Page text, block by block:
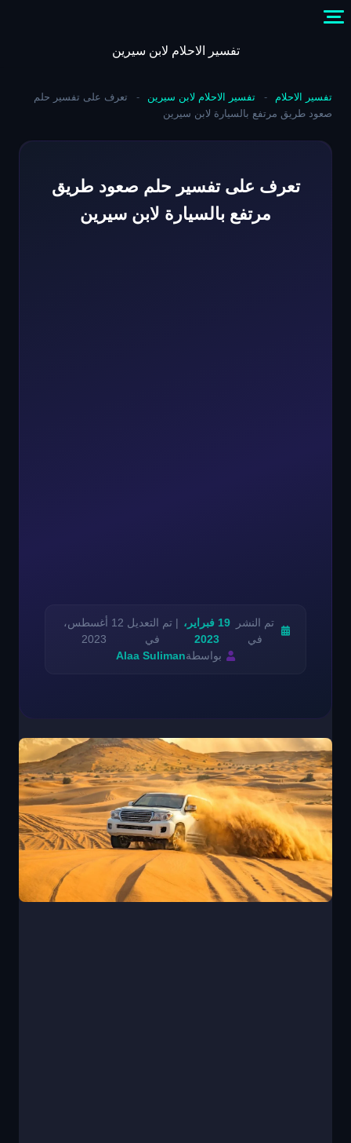
content
تفسير الاحلام لابن سيرين
تفسير الاحلام - تفسير الاحلام لابن سيرين -
تعرف على تفسير حلم
صعود طريق مرتفع بالسيارة لابن سيرين
تعرف على تفسير حلم صعود طريق
مرتفع بالسيارة لابن سيرين
تم النشر
في
19 فبراير،
2023
| تم التعديل
في
12 أغسطس،
2023
بواسطةAlaa Suliman